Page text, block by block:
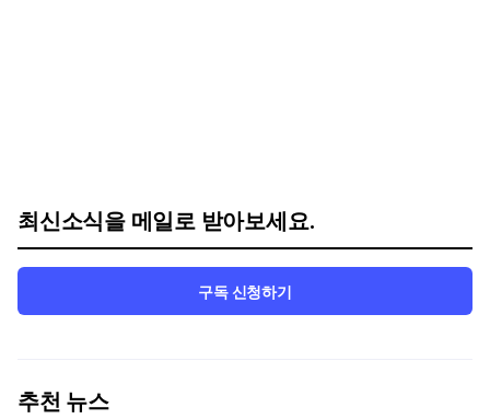
최신소식을 메일로 받아보세요.
구독 신청하기
추천 뉴스